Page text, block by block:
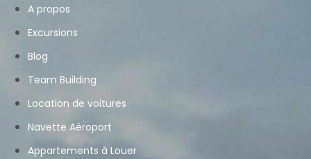
A propos
Excursions
Blog
Team Building
Location de voitures
Navette Aéroport
Appartements à Louer